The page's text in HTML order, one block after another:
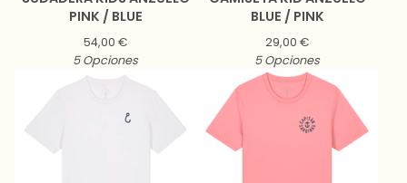
PINK / BLUE
54,00 €
5 Opciones
BLUE / PINK
29,00 €
5 Opciones